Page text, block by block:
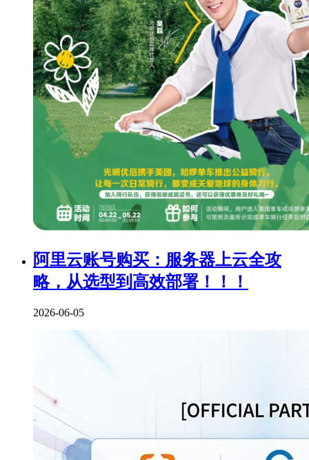
阿里云账号购买：服务器上云全攻
略，从选型到高效部署！！！
2026-06-05